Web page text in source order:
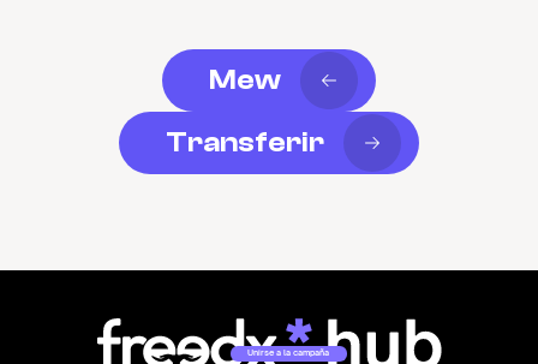
Mew
Transferir
Unirse a la campaña